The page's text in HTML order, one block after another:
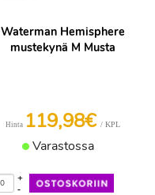
Waterman Hemisphere
mustekynä M Musta
Hinta 119,98€ / KPL
Varastossa
-
+